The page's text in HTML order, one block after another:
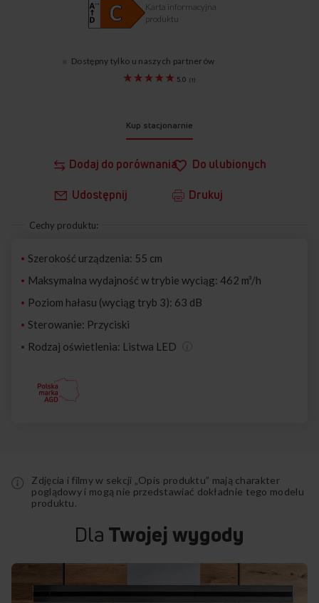
Dodaj do porównania Do ulubionych
Udostępnij Drukuj
5.0 (1)
Karta informacyjna
produktu
Dostępny tylko u naszych partnerów
Kup stacjonarnie
Cechy produktu:
Szerokość urządzenia: 55 cm
Maksymalna wydajność w trybie wyciąg: 462 m³/h
Poziom hałasu (wyciąg tryb 3): 63 dB
Sterowanie: Przyciski
Rodzaj oświetlenia: Listwa LED
Zdjęcia i filmy w sekcji „Opis produktu” mają charakter
poglądowy i mogą nie przedstawiać dokładnie tego modelu
produktu.
Dla Twojej wygody